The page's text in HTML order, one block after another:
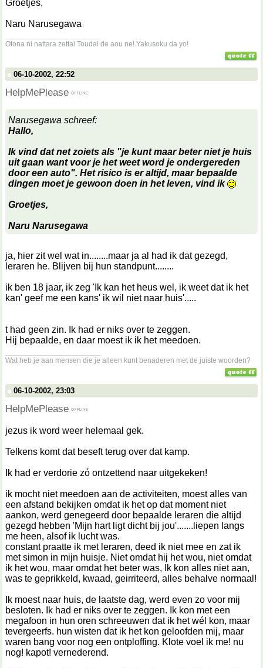
Groetjes,
Naru Narusegawa
Otona ni nattara zettai Toudai de aou ne! Yakusoku da yo!
06-10-2002, 22:52
HelpMePlease
Narusegawa schreef:
Hallo,
Ik vind dat net zoiets als "je kunt maar beter niet je huis
uit gaan want voor je het weet word je ondergereden
door een auto". Het risico is er altijd, maar bepaalde
dingen moet je gewoon doen in het leven, vind ik
Groetjes,
Naru Narusegawa
ja, hier zit wel wat in........maar ja al had ik dat gezegd,
leraren he. Blijven bij hun standpunt........
ik ben 18 jaar, ik zeg 'Ik kan het heus wel, ik weet dat ik het
kan' geef me een kans' ik wil niet naar huis'.....
t had geen zin. Ik had er niks over te zeggen.
Hij bepaalde, en daar moest ik ik het meedoen.
Wat heb je aan mensen die je alleen kunt benaderen met de juiste woorden?
06-10-2002, 23:03
HelpMePlease
jezus ik word weer helemaal gek.
Telkens komt dat beseft terug over dat kamp.
Ik had er verdorie zó ontzettend naar uitgekeken!
ik mocht niet meedoen aan de activiteiten, moest alles van
een afstand bekijken omdat ik het op dat moment niet
aankon, werd genegeerd door bepaalde leraren die altijd
gezegd hebben 'Mijn hart ligt dicht bij jou'.......liepen langs
me heen, alsof ik lucht was.
constant praatte ik met leraren, deed ik niet mee en zat ik
met simon in mijn huisje. Niet omdat hij het wou, niet omdat
ik het wou, maar omdat het beter was, Ik kon alles niet aan,
was te geprikkeld, kwaad, geirriteerd, alles behalve normaal!
Ik moest naar huis, de laatste dag, werd even zo voor mij
besloten. Ik had er niks over te zeggen. Ik kon met een
megafoon in hun oren schreeuwen dat ik het wél kon, maar
tevergeerfs. hun wisten dat ik het kon geloofden mij, maar
waren bang voor nog een ontploffing. Klote voel ik me! nu
nog! kapot! vernederend.